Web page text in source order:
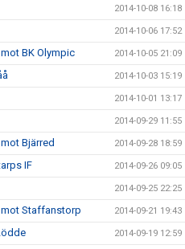
2014-10-08 16:18
2014-10-06 17:52
BK Olympic 2014-10-05 21:09
2014-10-03 15:19
2014-10-01 13:17
2014-09-29 11:55
Bjärred 2014-09-28 18:59
IF 2014-09-26 09:05
2014-09-25 22:25
Staffanstorp 2014-09-21 19:43
2014-09-19 12:59